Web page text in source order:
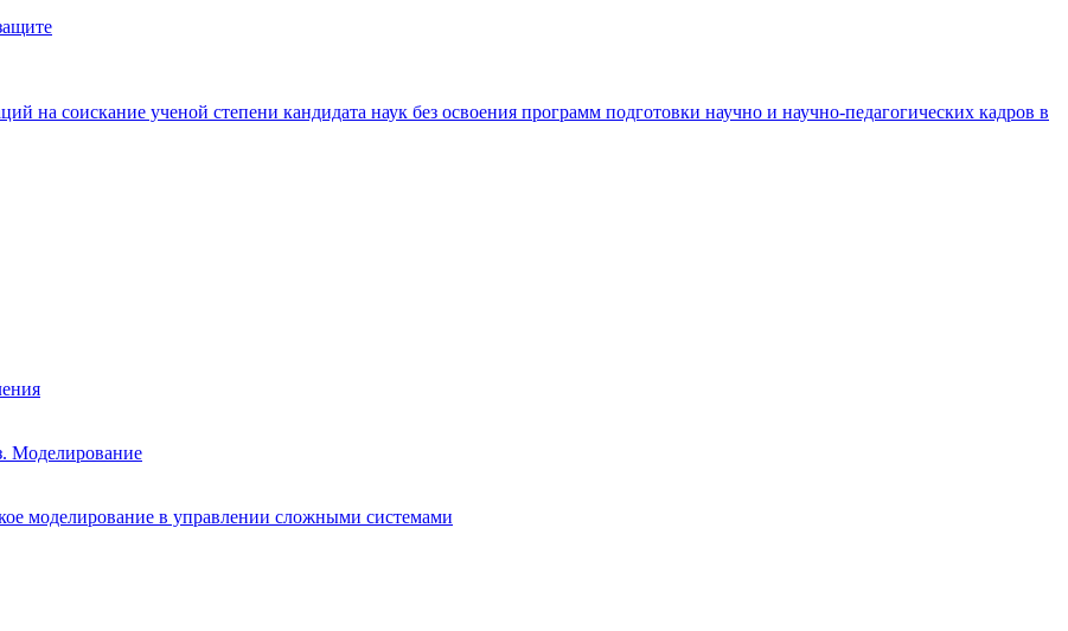
на соискание ученой степени кандидата наук без освоения программ подготовки научно и научно-педагогических кадров в
Моделирование
моделирование в управлении сложными системами